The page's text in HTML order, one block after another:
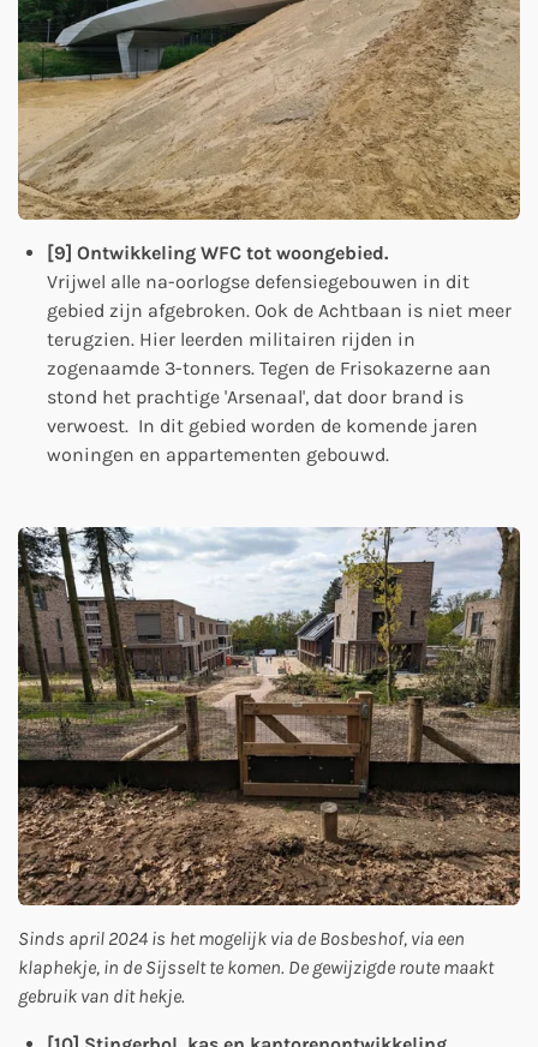
[9] Ontwikkeling WFC tot woongebied.
Vrijwel alle na-oorlogse defensiegebouwen in dit
gebied zijn afgebroken. Ook de Achtbaan is niet meer
terugzien. Hier leerden militairen rijden in
zogenaamde 3-tonners. Tegen de Frisokazerne aan
stond het prachtige 'Arsenaal', dat door brand is
verwoest. In dit gebied worden de komende jaren
woningen en appartementen gebouwd.
Sinds april 2024 is het mogelijk via de Bosbeshof, via een
klaphekje, in de Sijsselt te komen. De gewijzigde route maakt
gebruik van dit hekje.